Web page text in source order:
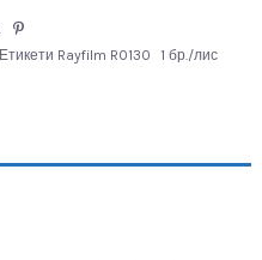
Етикети Rayfilm R0130 1 бр./лис